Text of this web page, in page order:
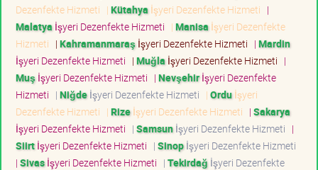
Dezenfekte Hizmeti | Kütahya İşyeri Dezenfekte Hizmeti |
Malatya İşyeri Dezenfekte Hizmeti | Manisa İşyeri Dezenfekte
Hizmeti | Kahramanmaraş İşyeri Dezenfekte Hizmeti | Mardin
İşyeri Dezenfekte Hizmeti | Muğla İşyeri Dezenfekte Hizmeti |
Muş İşyeri Dezenfekte Hizmeti | Nevşehirİşyeri Dezenfekte
Hizmeti | Niğdeİşyeri Dezenfekte Hizmeti | Orduİşyeri
Dezenfekte Hizmeti | Rizeİşyeri Dezenfekte Hizmeti | Sakarya
İşyeri Dezenfekte Hizmeti | Samsunİşyeri Dezenfekte Hizmeti |
Siirtİşyeri Dezenfekte Hizmeti | Sinopİşyeri Dezenfekte Hizmeti
| Sivasİşyeri Dezenfekte Hizmeti | Tekirdağ İşyeri Dezenfekte